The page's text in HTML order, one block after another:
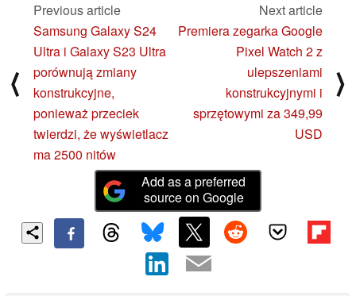
⟨
Previous article
Samsung Galaxy S24
Ultra i Galaxy S23 Ultra
porównują zmiany
konstrukcyjne,
ponieważ przeciek
twierdzi, że wyświetlacz
ma 2500 nitów
Next article
Premiera zegarka Google
Pixel Watch 2 z
ulepszeniami
konstrukcyjnymi i
sprzętowymi za 349,99
USD
⟩
Add as a preferred
source on Google